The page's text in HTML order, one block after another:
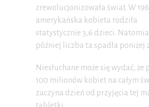
zrewolucjonizowała świat. W
amerykańska kobieta rodziła
statystycznie 3,6 dzieci.
później liczba ta spadła poniżej
Niesłuchane może się wydać, że
100 milionów kobiet na całym
zaczyna dzień od przyjęcia tej